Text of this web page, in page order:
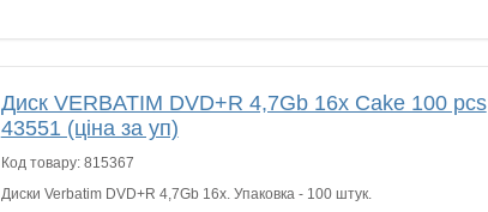
Диск VERBATIM DVD+R 4,7Gb 16x Cake 100 pcs
43551 (ціна за уп)
Код товару: 815367
Диски Verbatim DVD+R 4,7Gb 16x. Упаковка - 100 штук.